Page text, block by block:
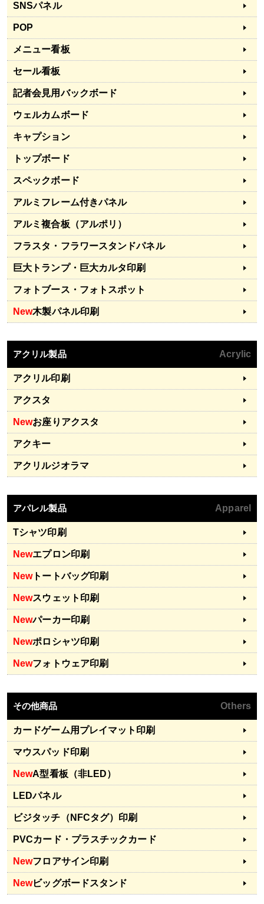
SNSパネル
POP
メニュー看板
セール看板
記者会見用バックボード
ウェルカムボード
キャプション
トップボード
スペックボード
アルミフレーム付きパネル
アルミ複合板（アルポリ）
フラスタ・フラワースタンドパネル
巨大トランプ・巨大カルタ印刷
フォトブース・フォトスポット
New木製パネル印刷
アクリル製品 Acrylic
アクリル印刷
アクスタ
Newお座りアクスタ
アクキー
アクリルジオラマ
アパレル製品 Apparel
Tシャツ印刷
Newエプロン印刷
Newトートバッグ印刷
Newスウェット印刷
Newパーカー印刷
Newポロシャツ印刷
Newフォトウェア印刷
その他商品 Others
カードゲーム用プレイマット印刷
マウスパッド印刷
NewA型看板（非LED）
LEDパネル
ビジタッチ（NFCタグ）印刷
PVCカード・プラスチックカード
Newフロアサイン印刷
Newビッグボードスタンド